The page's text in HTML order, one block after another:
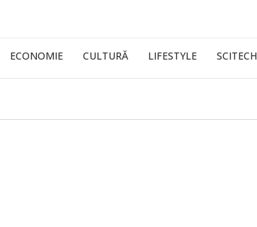
ECONOMIE CULTURĂ LIFESTYLE SCITECH